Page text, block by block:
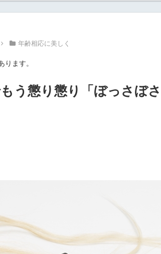
年齢相応に美しく
ます。
う懲り懲り「ぼっさぼ